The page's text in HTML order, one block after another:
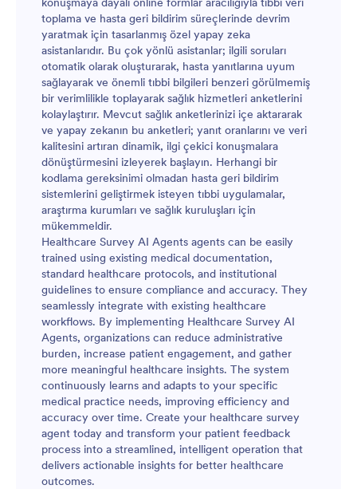
toplama ve hasta geri bildirim süreçlerinde devrim
yaratmak için tasarlanmış özel yapay zeka
asistanlarıdır. Bu çok yönlü asistanlar; ilgili soruları
otomatik olarak oluşturarak, hasta yanıtlarına uyum
sağlayarak ve önemli tıbbi bilgileri benzeri görülmemiş
bir verimlilikle toplayarak sağlık hizmetleri anketlerini
kolaylaştırır. Mevcut sağlık anketlerinizi içe aktararak
ve yapay zekanın bu anketleri; yanıt oranlarını ve veri
kalitesini artıran dinamik, ilgi çekici konuşmalara
dönüştürmesini izleyerek başlayın. Herhangi bir
kodlama gereksinimi olmadan hasta geri bildirim
sistemlerini geliştirmek isteyen tıbbi uygulamalar,
araştırma kurumları ve sağlık kuruluşları için
mükemmeldir.
Healthcare Survey AI Agents agents can be easily
trained using existing medical documentation,
standard healthcare protocols, and institutional
guidelines to ensure compliance and accuracy. They
seamlessly integrate with existing healthcare
workflows. By implementing Healthcare Survey AI
Agents, organizations can reduce administrative
burden, increase patient engagement, and gather
more meaningful healthcare insights. The system
continuously learns and adapts to your specific
medical practice needs, improving efficiency and
accuracy over time. Create your healthcare survey
agent today and transform your patient feedback
process into a streamlined, intelligent operation that
delivers actionable insights for better healthcare
outcomes.